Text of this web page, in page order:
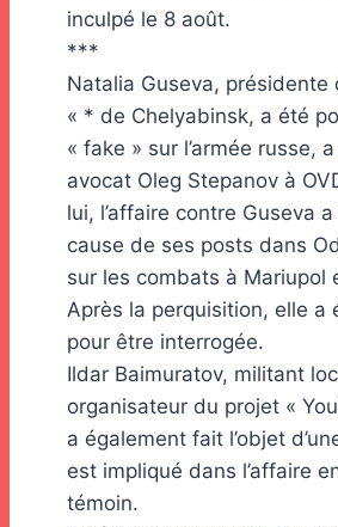
inculpé le 8 août.
***
Natalia Guseva, présidente
« * de Chelyabinsk, a été
« fake » sur l’armée russe,
avocat Oleg Stepanov à
lui, l’affaire contre Guseva
cause de ses posts dans
sur les combats à Mariupol
Après la perquisition, elle a
pour être interrogée.
Ildar Baimuratov, militant
organisateur du projet «
a également fait l’objet
est impliqué dans l’affaire
témoin.